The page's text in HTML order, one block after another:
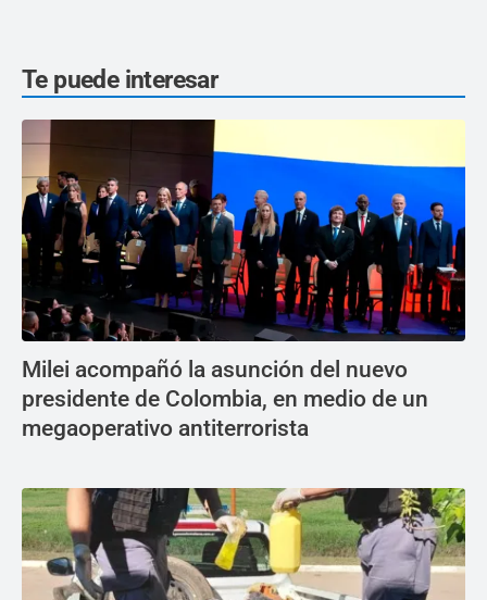
Te puede interesar
Milei acompañó la asunción del nuevo
presidente de Colombia, en medio de un
megaoperativo antiterrorista